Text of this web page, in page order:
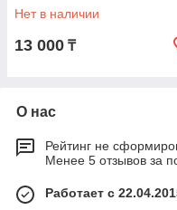
Нет в наличии
13 000 ₸
О нас
Рейтинг не
Менее 5 отзывов за
Работает с